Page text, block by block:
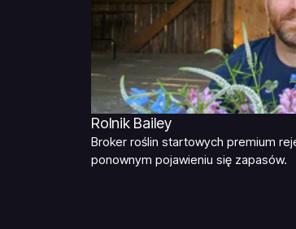
Rolnik Bailey
Broker roślin startowych premium
ponownym pojawieniu się zapasów.